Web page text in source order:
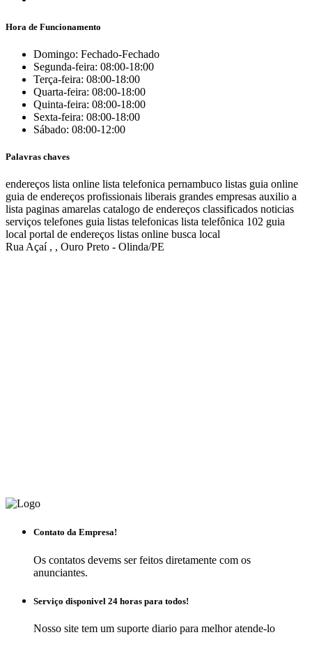
Hora de Funcionamento
Domingo: Fechado-Fechado
Segunda-feira: 08:00-18:00
Terça-feira: 08:00-18:00
Quarta-feira: 08:00-18:00
Quinta-feira: 08:00-18:00
Sexta-feira: 08:00-18:00
Sábado: 08:00-12:00
Palavras chaves
endereços lista online lista telefonica pernambuco listas guia online
guia de endereços profissionais liberais grandes empresas auxilio a
lista paginas amarelas catalogo de endereços classificados noticias
serviços telefones guia listas telefonicas lista telefônica 102 guia
local portal de endereços listas online busca local
Rua Açaí , , Ouro Preto - Olinda/PE
Contato da Empresa!
Os contatos devems ser feitos diretamente com os
anunciantes.
Serviço disponivel 24 horas para todos!
Nosso site tem um suporte diario para melhor atende-lo